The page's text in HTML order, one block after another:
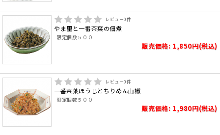
レビュー0件
やま里と一番茶葉の佃煮
限定個数５００
販売価格: 1,850円(税込)
レビュー0件
一番茶葉ほうじとちりめん山椒
限定個数５００
販売価格: 1,980円(税込)